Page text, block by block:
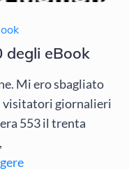
degli eBook
Mi ero sbagliato
visitatori giornalieri
553 il trenta